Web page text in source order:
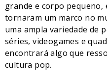
grande e corpo pequeno,
tornaram um marco no
uma ampla variedade de
séries, videogames e
encontrará algo que
cultura pop.